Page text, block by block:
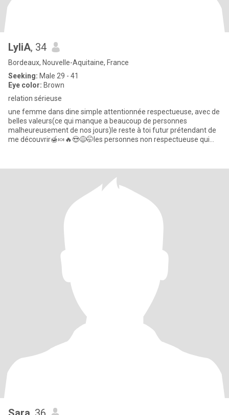
LyliA, 34
Bordeaux, Nouvelle-Aquitaine, France
Seeking: Male 29 - 41
Eye color: Brown
relation sérieuse
une femme dans dine simple attentionnée respectueuse, avec de
belles valeurs(ce qui manque a beaucoup de personnes
malheureusement de nos jours)le reste à toi futur prétendant de
me découvrir🍯🍬🔥😍😅🤭les personnes non respectueuse qui